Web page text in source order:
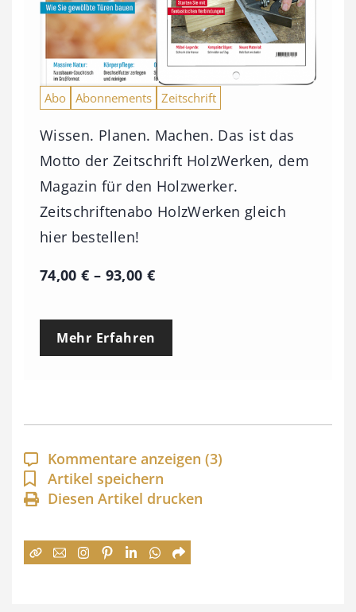
Abo Abonnements Zeitschrift
Wissen. Planen. Machen. Das ist das
Motto der Zeitschrift HolzWerken, dem
Magazin für den Holzwerker.
Zeitschriftenabo HolzWerken gleich
hier bestellen!
74,00€ – 93,00 €P
e
p
a
n
n
:
Mehr Erfahren
Kommentare anzeigen (3)
Artikel speichern
Diesen Artikel drucken